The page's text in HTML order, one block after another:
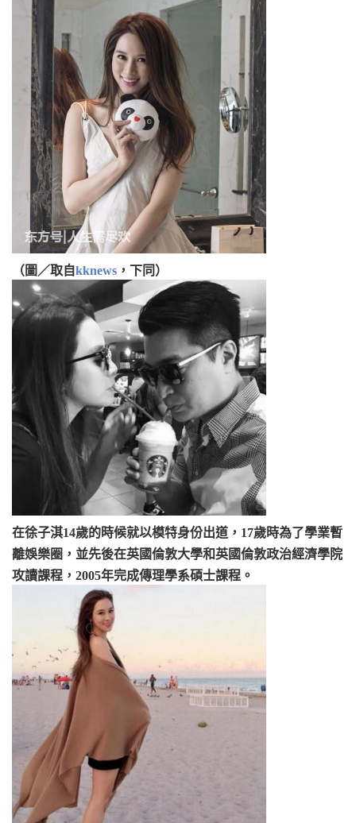
（圖／取自kknews，下同）
在徐子淇14歲的時候就以模特身份出道，17歲時為了學業暫
離娛樂圈，並先後在英國倫敦大學和英國倫敦政治經濟學院
攻讀課程，2005年完成傳理學系碩士課程。